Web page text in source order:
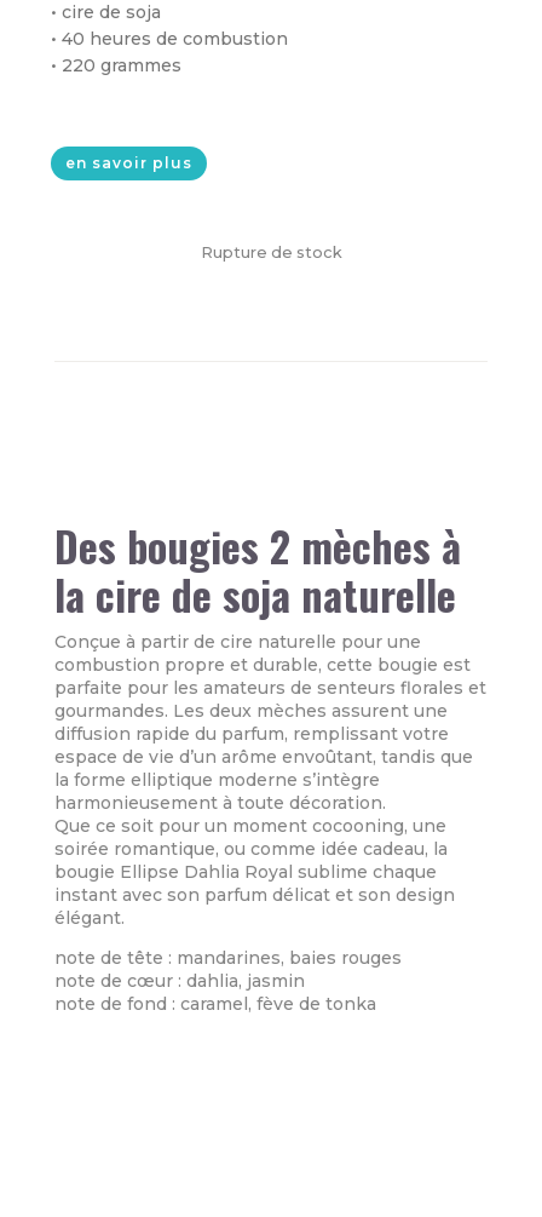
• cire de soja
• 40 heures de combustion
• 220 grammes
en savoir plus
Rupture de stock
Des bougies 2 mèches à
la cire de soja naturelle
Conçue à partir de cire naturelle pour une
combustion propre et durable, cette bougie est
parfaite pour les amateurs de senteurs florales et
gourmandes. Les deux mèches assurent une
diffusion rapide du parfum, remplissant votre
espace de vie d’un arôme envoûtant, tandis que
la forme elliptique moderne s’intègre
harmonieusement à toute décoration.
Que ce soit pour un moment cocooning, une
soirée romantique, ou comme idée cadeau, la
bougie Ellipse Dahlia Royal sublime chaque
instant avec son parfum délicat et son design
élégant.
note de tête : mandarines, baies rouges
note de cœur : dahlia, jasmin
note de fond : caramel, fève de tonka